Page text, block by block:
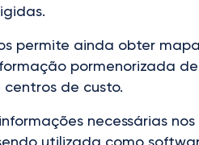
permite ainda obter
pormenorizada de
de custo.
necessárias